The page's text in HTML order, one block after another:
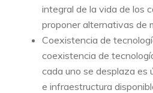
integral de la vida de los
proponer alternativas de
Coexistencia de
coexistencia de
cada uno se desplaza es
e infraestructura